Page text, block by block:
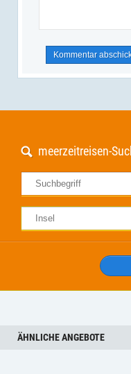
meerzeitreisen-
ÄHNLICHE ANGEBOTE